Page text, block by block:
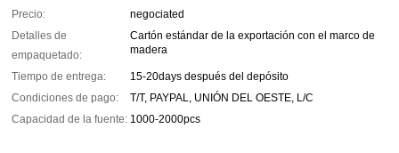
Precio:
negociated
Detalles de
empaquetado:
Cartón estándar de la exportación con el marco de
madera
Tiempo de entrega:
15-20days después del depósito
Condiciones de pago:
T/T, PAYPAL, UNIÓN DEL OESTE, L/C
Capacidad de la fuente: 1000-2000pcs